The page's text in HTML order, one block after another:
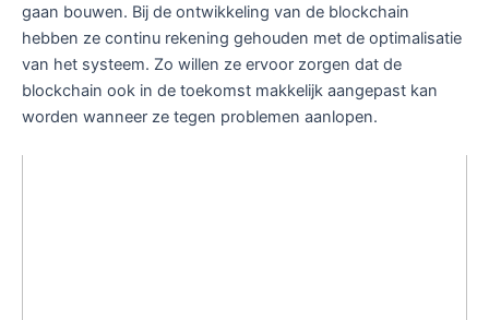
gaan bouwen. Bij de ontwikkeling van de blockchain
hebben ze continu rekening gehouden met de optimalisatie
van het systeem. Zo willen ze ervoor zorgen dat de
blockchain ook in de toekomst makkelijk aangepast kan
worden wanneer ze tegen problemen aanlopen.